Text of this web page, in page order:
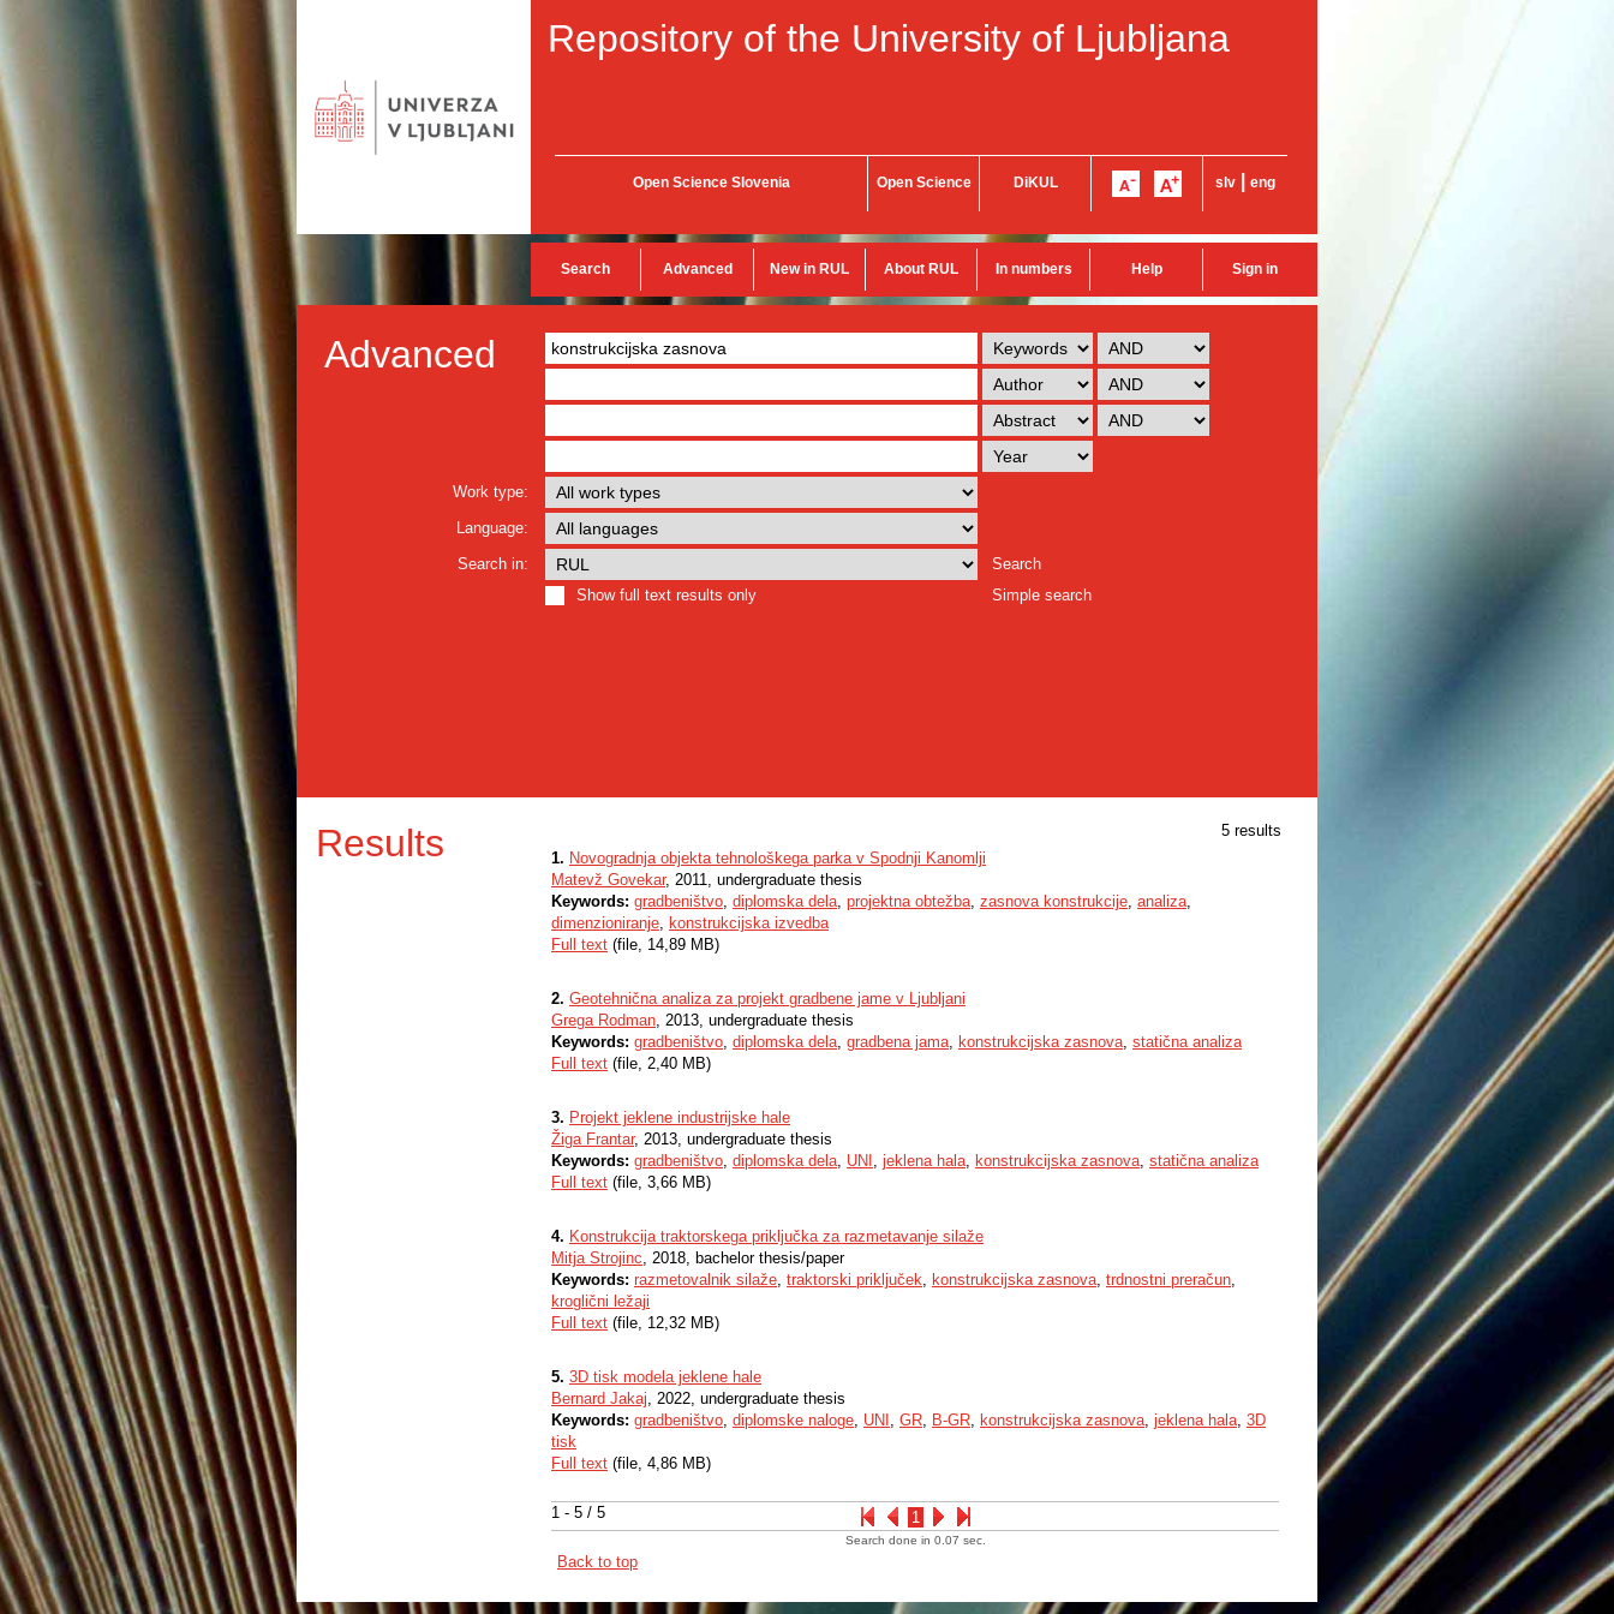
Repository of the University of Ljubljana
Open Science Slovenia Open Science DiKUL slv eng
Search Advanced New in RUL About RUL In numbers Help Sign in
Advanced
Work type:
Language:
Search in:
Search
Show full text results only
Simple search
Results 5 results
1 - 5 / 5 1
1. Novogradnja objekta tehnološkega parka v Spodnji Kanomlji
Matevž Govekar, 2011, undergraduate thesis
Keywords: gradbeništvo, diplomska dela, projektna obtežba, zasnova konstrukcije, analiza,
dimenzioniranje, konstrukcijska izvedba
Full text (file, 14,89 MB)
2. Geotehnična analiza za projekt gradbene jame v Ljubljani
Grega Rodman, 2013, undergraduate thesis
Keywords: gradbeništvo, diplomska dela, gradbena jama, konstrukcijska zasnova, statična analiza
Full text (file, 2,40 MB)
3. Projekt jeklene industrijske hale
Žiga Frantar, 2013, undergraduate thesis
Keywords: gradbeništvo, diplomska dela, UNI , jeklena hala, konstrukcijska zasnova, statična analiza
Full text (file, 3,66 MB)
4. Konstrukcija traktorskega priključka za razmetavanje silaže
Mitja Strojinc, 2018, bachelor thesis/paper
Keywords: razmetovalnik silaže, traktorski priključek, konstrukcijska zasnova, trdnostni preračun,
kroglični ležaji
Full text (file, 12,32 MB)
5. 3D tisk modela jeklene hale
Bernard Jakaj, 2022, undergraduate thesis
Keywords: gradbeništvo, diplomske naloge, UNI , GR, B-GR, konstrukcijska zasnova, jeklena hala, 3D
tisk
Full text (file, 4,86 MB)
Search done in 0.07 sec.
Back to top